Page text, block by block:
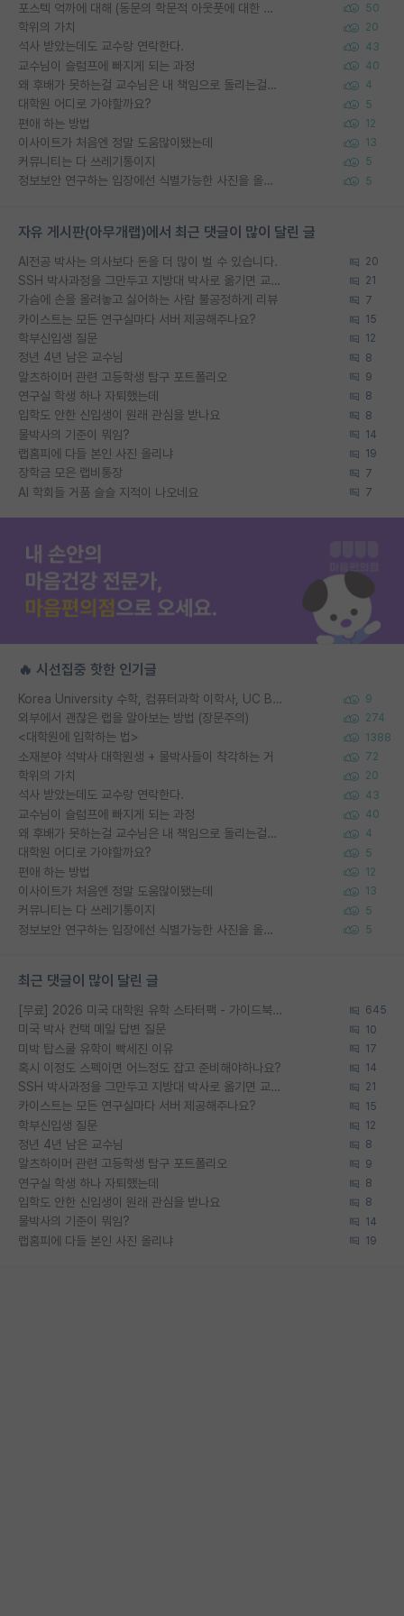
포스텍 억까에 대해 (동문의 학문적 아웃풋에 대한 반박) 50
학위의 가치 20
석사 받았는데도 교수랑 연락한다. 43
교수님이 슬럼프에 빠지게 되는 과정 40
왜 후배가 못하는걸 교수님은 내 책임으로 돌리는걸까요? 4
대학원 어디로 가야할까요? 5
편애 하는 방법 12
이사이트가 처음엔 정말 도움많이됐는데 13
커뮤니티는 다 쓰레기통이지 5
정보보안 연구하는 입장에선 식별가능한 사진을 올리는건 비추이긴함 5
자유 게시판(아무개랩)에서 최근 댓글이 많이 달린 글
AI전공 박사는 의사보다 돈을 더 많이 벌 수 있습니다. 20
SSH 박사과정을 그만두고 지방대 박사로 옮기면 교수의 꿈은 끝일까요? 21
가슴에 손을 올려놓고 싫어하는 사람 불공정하게 리뷰 7
카이스트는 모든 연구실마다 서버 제공해주나요? 15
학부신입생 질문 12
정년 4년 남은 교수님 8
알츠하이머 관련 고등학생 탐구 포트폴리오 9
연구실 학생 하나 자퇴했는데 8
입학도 안한 신입생이 원래 관심을 받나요 8
물박사의 기준이 뭐임? 14
랩홈피에 다들 본인 사진 올리냐 19
장학금 모은 랩비통장 7
AI 학회들 거품 슬슬 지적이 나오네요 7
🔥 시선집중 핫한 인기글
Korea University 수학, 컴퓨터과학 이학사, UC Berkeley 산업공학 대학원 공학박사가 되는 것은 쉽지 않겠죠? 9
외부에서 괜찮은 랩을 알아보는 방법 (장문주의) 274
<대학원에 입학하는 법> 1388
소재분야 석박사 대학원생 + 물박사들이 착각하는 거 72
학위의 가치 20
석사 받았는데도 교수랑 연락한다. 43
교수님이 슬럼프에 빠지게 되는 과정 40
왜 후배가 못하는걸 교수님은 내 책임으로 돌리는걸까요? 4
대학원 어디로 가야할까요? 5
편애 하는 방법 12
이사이트가 처음엔 정말 도움많이됐는데 13
커뮤니티는 다 쓰레기통이지 5
정보보안 연구하는 입장에선 식별가능한 사진을 올리는건 비추이긴함 5
최근 댓글이 많이 달린 글
[무료] 2026 미국 대학원 유학 스타터팩 - 가이드북 & 합격자 컨택메일 템플릿 645
미국 박사 컨택 메일 답변 질문 10
미박 탑스쿨 유학이 빡세진 이유 17
혹시 이정도 스펙이면 어느정도 잡고 준비해야하나요? 14
SSH 박사과정을 그만두고 지방대 박사로 옮기면 교수의 꿈은 끝일까요? 21
카이스트는 모든 연구실마다 서버 제공해주나요? 15
학부신입생 질문 12
정년 4년 남은 교수님 8
알츠하이머 관련 고등학생 탐구 포트폴리오 9
연구실 학생 하나 자퇴했는데 8
입학도 안한 신입생이 원래 관심을 받나요 8
물박사의 기준이 뭐임? 14
랩홈피에 다들 본인 사진 올리냐 19